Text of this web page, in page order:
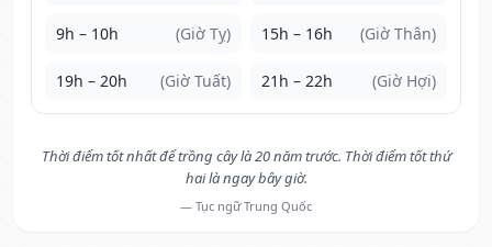
9h – 10h (Giờ Tỵ) 15h – 16h (Giờ Thân)
19h – 20h (Giờ Tuất) 21h – 22h (Giờ Hợi)
Thời điểm tốt nhất để trồng cây là 20 năm trước. Thời điểm tốt thứ
hai là ngay bây giờ.
— Tục ngữ Trung Quốc